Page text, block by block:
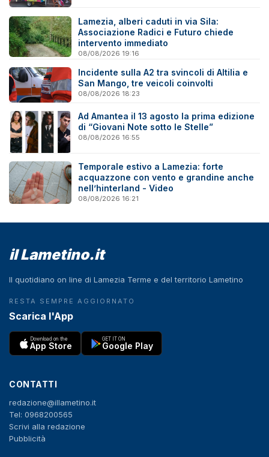
Lamezia, alberi caduti in via Sila:
Associazione Radici e Futuro chiede
intervento immediato
08/08/2026 19:16
Incidente sulla A2 tra svincoli di Altilia e
San Mango, tre veicoli coinvolti
08/08/2026 18:23
Ad Amantea il 13 agosto la prima edizione
di “Giovani Note sotto le Stelle”
08/08/2026 16:55
Temporale estivo a Lamezia: forte
acquazzone con vento e grandine anche
nell’hinterland - Video
08/08/2026 16:21
il Lametino.it
Il quotidiano on line di Lamezia Terme e del territorio Lametino
RESTA SEMPRE AGGIORNATO
Scarica l'App
Download on the
App Store
GET IT ON
Google Play
CONTATTI
redazione@illametino.it
Tel: 0968200565
Scrivi alla redazione
Pubblicità